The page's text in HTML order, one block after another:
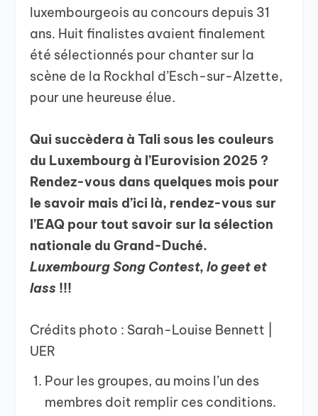
luxembourgeois au concours depuis 31
ans. Huit finalistes avaient finalement
été sélectionnés pour chanter sur la
scène de la Rockhal d’Esch-sur-Alzette,
pour une heureuse élue.
Qui succèdera à Tali sous les couleurs
du Luxembourg à l’Eurovision 2025 ?
Rendez-vous dans quelques mois pour
le savoir mais d’ici là, rendez-vous sur
l’EAQ pour tout savoir sur la sélection
nationale du Grand-Duché.
Luxembourg Song Contest, lo geet et
lass !!!
Crédits photo : Sarah-Louise Bennett |
UER
Pour les groupes, au moins l’un des
membres doit remplir ces conditions.